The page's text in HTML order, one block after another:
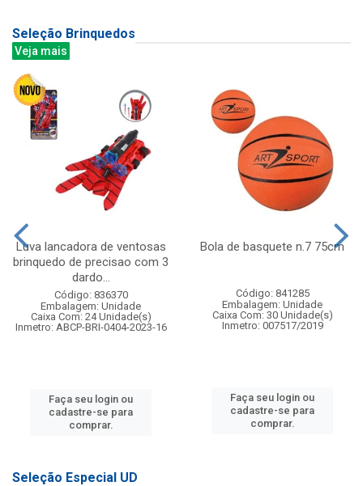
Seleção Brinquedos
Veja mais
Luva lancadora de ventosas
brinquedo de precisao com 3
dardo...
Código: 836370
Embalagem: Unidade
Caixa Com: 24 Unidade(s)
Inmetro: ABCP-BRI-0404-2023-16
Faça seu login ou
cadastre-se para
comprar.
Bola de basquete n.7 75cm
Código: 841285
Embalagem: Unidade
Caixa Com: 30 Unidade(s)
Inmetro: 007517/2019
Faça seu login ou
cadastre-se para
comprar.
Seleção Especial UD